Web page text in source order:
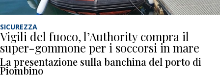
SICUREZZA
Vigili del fuoco, l’Authority compra il
super-gommone per i soccorsi in mare
La presentazione sulla banchina del porto di
Piombino